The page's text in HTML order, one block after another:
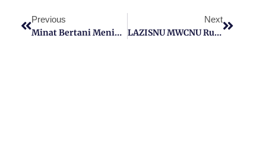
Previous
Minat Bertani Meningkat, DKPP Sumenep Optimis Lahan Tembakau Meluas
Next
LAZISNU MWCNU Rubaru, Salurkan Buket Santunan Anak Yatim Di Acara BM PCNU Sumenep